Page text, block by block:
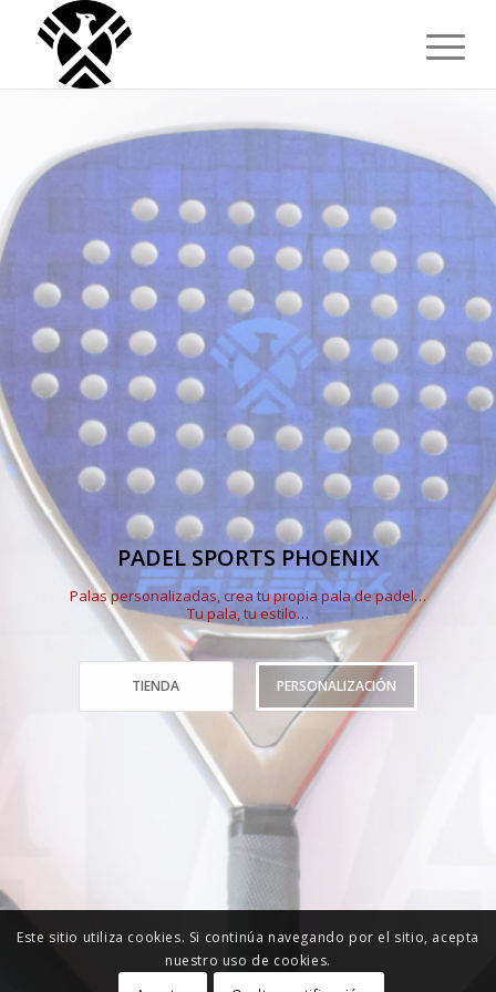
PADEL SPORTS PHOENIX
Palas personalizadas, crea tu propia pala de padel…
Tu pala, tu estilo…
TIENDA PERSONALIZACIÓN
Este sitio utiliza cookies. Si continúa navegando por el sitio, acepta
nuestro uso de cookies.